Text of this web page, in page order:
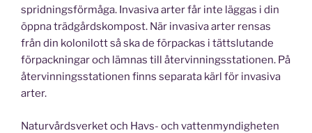
spridningsförmåga. Invasiva arter får inte läggas i din
öppna trädgårdskompost. När invasiva arter rensas
från din kolonilott så ska de förpackas i tättslutande
förpackningar och lämnas till återvinningsstationen. På
återvinningsstationen finns separata kärl för invasiva
arter.
Naturvårdsverket och Havs- och vattenmyndigheten